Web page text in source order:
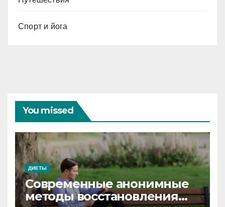
Спорт и йога
You missed
ДИЕТЫ
Современные анонимные
методы восстановления